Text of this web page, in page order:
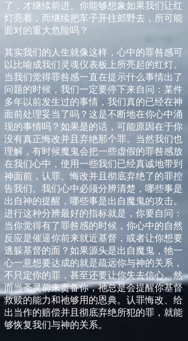
了，才继续前进。你能够想象如果我们让红
灯亮着，而继续把车子开往郊野去，所可能
面对的重大危险吗？
其实我们的人生就像这样，心中的罪咎感可
以比喻成我们灵魂仪表板上所亮起的红灯。
当我们觉得罪咎感一直在提示什么事情出了
问题的时候，我们一定要停下来自问：某件
多年以前发生过的事情，我们真的已经在神
面前处理妥当了吗？这是不断地在你心中涌
现的事情吗？如果是的话，可能原因在于你
没有真正悔改并且弃绝那个罪。当然我们也
理解，有时候魔鬼会把一些虚假的罪咎感放
在我们心中，使用一些我们已经真诚地带到
神面前，认罪、悔改并且彻底弃绝了的罪控
告我们。我们心中必须分辨清楚，哪些事是
出自神的提醒，哪些事是出自魔鬼的攻击。
进行这种分辨最好的指标就是，你要自问：
当你觉得有了罪咎感的时候，你心中的自然
反应是催逼你前来就近基督，或者让你想要
逃躲基督的面？如果源头是出自魔鬼，牠一
心一意想要达成的就是疏远你与神的关系，
不只定你的罪，甚至还要让你失去信心。然
而当圣灵前来责备你，祂总是会提醒你基督
救赎的能力和祂够用的恩典。认罪悔改、给
出当作的赔偿并且彻底弃绝所犯的罪，就能
够恢复我们与神的关系。